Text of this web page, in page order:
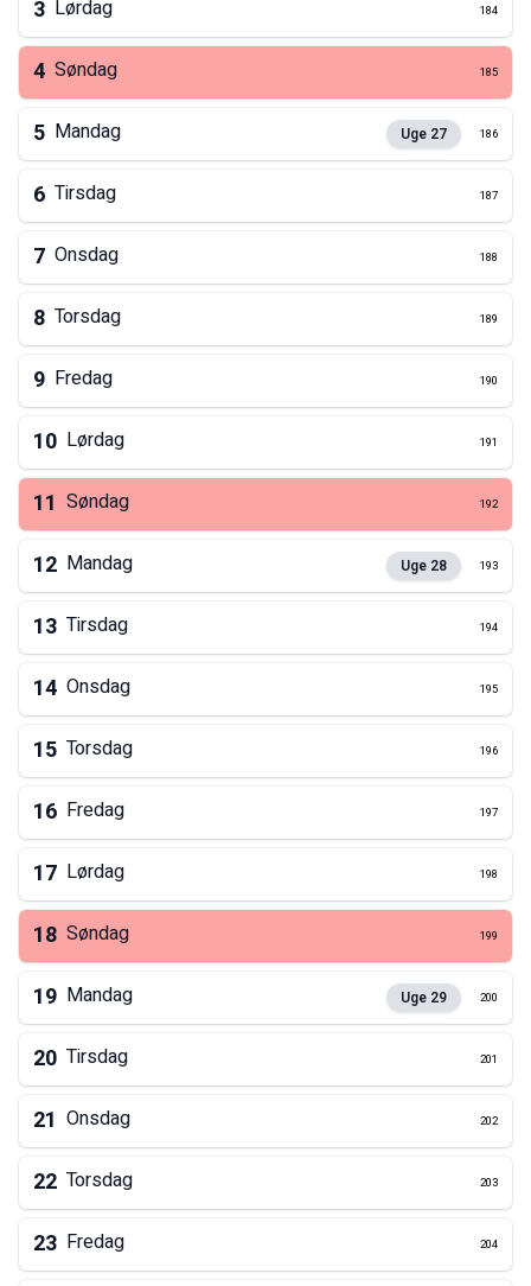
3 Lørdag 184
4 Søndag 185
5 Mandag Uge 27 186
6 Tirsdag 187
7 Onsdag 188
8 Torsdag 189
9 Fredag 190
10 Lørdag 191
11 Søndag 192
12 Mandag Uge 28 193
13 Tirsdag 194
14 Onsdag 195
15 Torsdag 196
16 Fredag 197
17 Lørdag 198
18 Søndag 199
19 Mandag Uge 29 200
20 Tirsdag 201
21 Onsdag 202
22 Torsdag 203
23 Fredag 204